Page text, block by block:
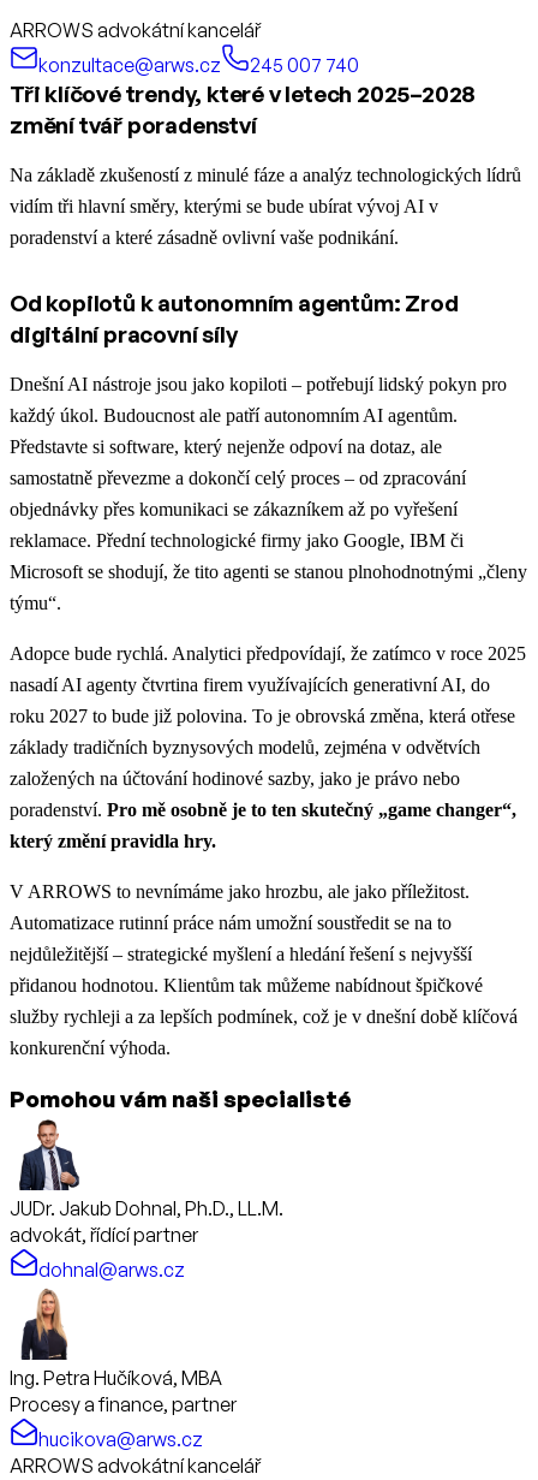
ARROWS advokátní kancelář
konzultace@arws.cz
245 007 740
Tři klíčové trendy, které v letech 2025–2028
změní tvář poradenství
Na základě zkušeností z minulé fáze a analýz technologických lídrů
vidím tři hlavní směry, kterými se bude ubírat vývoj AI v
poradenství a které zásadně ovlivní vaše podnikání.
Od kopilotů k autonomním agentům: Zrod
digitální pracovní síly
Dnešní AI nástroje jsou jako kopiloti – potřebují lidský pokyn pro
každý úkol. Budoucnost ale patří autonomním AI agentům.
Představte si software, který nejenže odpoví na dotaz, ale
samostatně převezme a dokončí celý proces – od zpracování
objednávky přes komunikaci se zákazníkem až po vyřešení
reklamace. Přední technologické firmy jako Google, IBM či
Microsoft se shodují, že tito agenti se stanou plnohodnotnými „členy
týmu“.
Adopce bude rychlá. Analytici předpovídají, že zatímco v roce 2025
nasadí AI agenty čtvrtina firem využívajících generativní AI, do
roku 2027 to bude již polovina. To je obrovská změna, která otřese
základy tradičních byznysových modelů, zejména v odvětvích
založených na účtování hodinové sazby, jako je právo nebo
poradenství. Pro mě osobně je to ten skutečný „game changer“,
který změní pravidla hry.
V ARROWS to nevnímáme jako hrozbu, ale jako příležitost.
Automatizace rutinní práce nám umožní soustředit se na to
nejdůležitější – strategické myšlení a hledání řešení s nejvyšší
přidanou hodnotou. Klientům tak můžeme nabídnout špičkové
služby rychleji a za lepších podmínek, což je v dnešní době klíčová
konkurenční výhoda.
Pomohou vám naši specialisté
JUDr. Jakub Dohnal, Ph.D., LL.M.
advokát, řídící partner
dohnal@arws.cz
Ing. Petra Hučíková, MBA
Procesy a finance, partner
hucikova@arws.cz
ARROWS advokátní kancelář